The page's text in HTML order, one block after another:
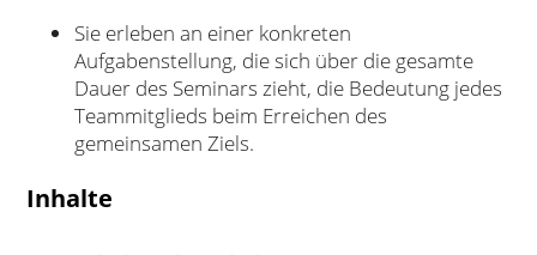
Sie erleben an einer konkreten
Aufgabenstellung, die sich über die gesamte
Dauer des Seminars zieht, die Bedeutung jedes
Teammitglieds beim Erreichen des
gemeinsamen Ziels.
Inhalte